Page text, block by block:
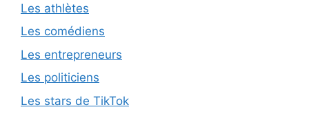
Les athlètes
Les comédiens
Les entrepreneurs
Les politiciens
Les stars de TikTok